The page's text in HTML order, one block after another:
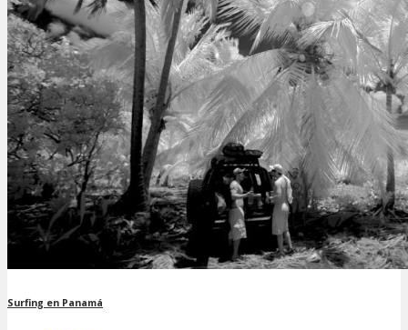
Surfing en Panamá